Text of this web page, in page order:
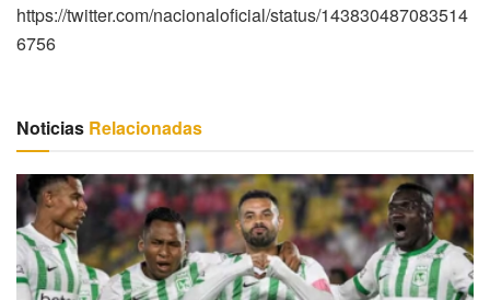
https://twitter.com/nacionaloficial/status/143830487083514
6756
Noticias Relacionadas